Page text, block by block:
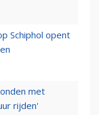
Schiphol opent
met
rijden'